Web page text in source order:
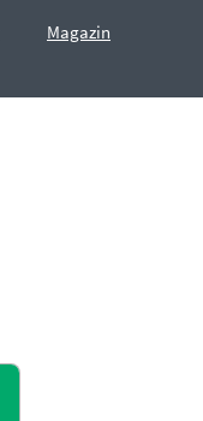
Magazin